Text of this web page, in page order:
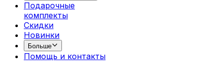
Подарочные
комплекты
Скидки
Новинки
Больше
Помощь и контакты